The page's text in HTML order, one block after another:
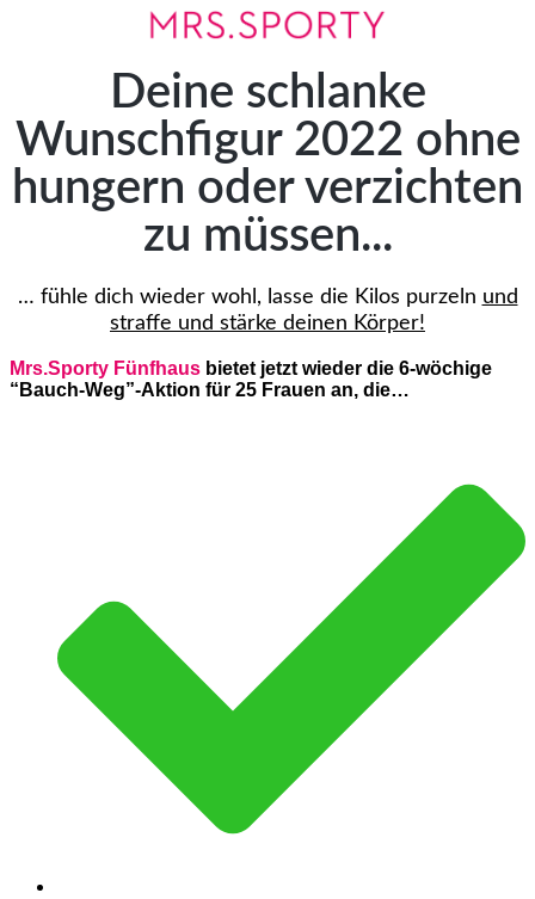
Deine schlanke
Wunschfigur 2022 ohne
hungern oder verzichten
zu müssen...
… fühle dich wieder wohl, lasse die Kilos purzeln und
straffe und stärke deinen Körper!
Mrs.Sporty Fünfhaus bietet jetzt wieder die 6-wöchige
“Bauch-Weg”-Aktion für 25 Frauen an, die…